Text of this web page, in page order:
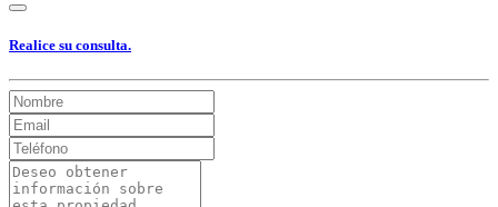
Realice su consulta.